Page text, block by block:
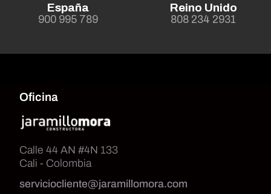
España
900 995 789
Reino Unido
808 234 2931
Oficina
Calle 44 AN #4N 133
Cali - Colombia
serviciocliente@jaramillomora.com